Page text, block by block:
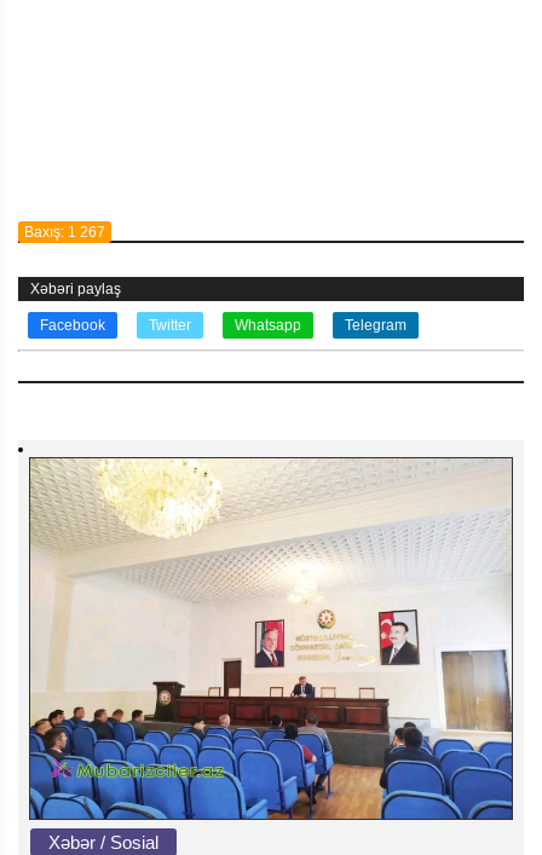
Baxış: 1 267
Xəbəri paylaş
Facebook Twitter Whatsapp Telegram
Xəbər / Sosial